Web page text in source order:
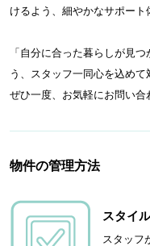
けるよう、細やかなサポート
「自分に合った暮らしが見
う、スタッフ一同心を込めて
ぜひ一度、お気軽にお問い合
物件の管理方法
スタイル
スタッフ